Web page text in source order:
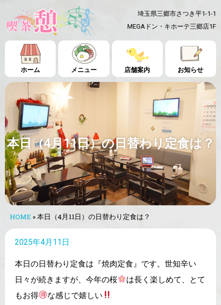
埼玉県三郷市さつき平1-1-1
MEGAドン・キホーテ三郷店1F
ホーム メニュー 店舗案内 お知らせ
本日（4月11日）の日替わり定食は？
HOME »本日（4月11日）の日替わり定食は？
2025年4月11日
本日の日替わり定食は『焼肉定食』です。世知辛い
日々が続きますが、今年の桜
は長く楽しめて、とて
もお得
な感じで嬉しい